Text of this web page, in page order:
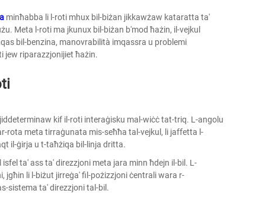
minħabba li l-roti mhux bil-biżan jikkawżaw kataratta ta'
Meta l-roti ma jkunux bil-biżan b'mod ħażin, il-vejkul
bil-benzina, manovrabilità imqassra u problemi
jew riparazzjonijiet ħażin.
kif il-roti interaġisku mal-wiċċ tat-triq. L-angolu
rota meta tirraġunata mis-seħħa tal-vejkul, li jaffetta l-
il-ġirja u t-taħżiqa bil-linja dritta.
ta' ass ta' direzzjoni meta jara minn ħdejn il-bil. L-
li l-biżut jirreġa' fil-pożizzjoni ċentrali wara r-
sistema ta' direzzjoni tal-bil.